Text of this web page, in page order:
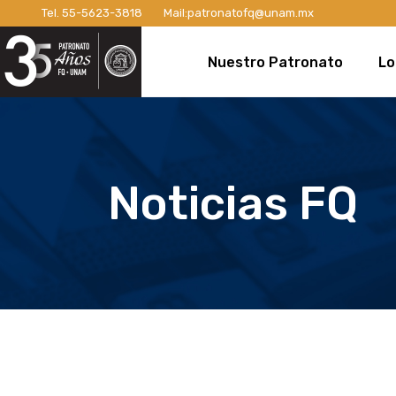
Tel. 55-5623-3818 Mail:patronatofq@unam.mx
Nuestro Patronato
Consejo Directivo
Manifiesto
Consejo Directivo
Miembros Activos
Noticias FQ